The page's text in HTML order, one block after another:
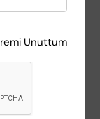
Unuttum